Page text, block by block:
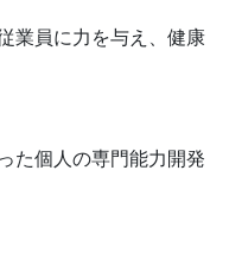
業員に力を与え、健康
た個人の専門能力開発